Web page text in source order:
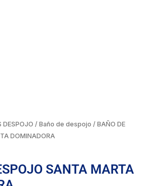
DESPOJO / Baño de despojo / BAÑO DE
DOMINADORA
SANTA MARTA